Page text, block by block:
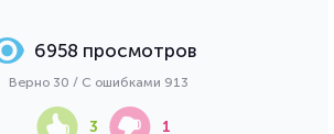
6958 просмотров
Верно 30 / С ошибками 913
3 1